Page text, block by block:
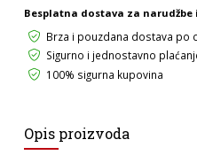
Besplatna dostava za narudžbe
Brza i pouzdana dostava po
Sigurno i jednostavno
100% sigurna kupovina
Opis proizvoda